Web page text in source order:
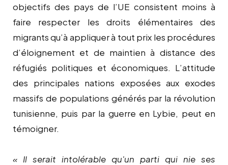
objectifs des pays de l’UE consistent moins à
faire respecter les droits élémentaires des
migrants qu’à appliquer à tout prix les procédures
d’éloignement et de maintien à distance des
réfugiés politiques et économiques. L’attitude
des principales nations exposées aux exodes
massifs de populations générés par la révolution
tunisienne, puis par la guerre en Lybie, peut en
témoigner.
« Il serait intolérable qu'un parti qui nie ses